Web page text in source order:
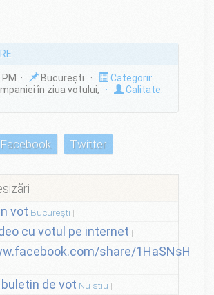
· București ·
Categorii:
în ziua votului,
·
Calitate:
Facebook Twitter
vot București
cu votul pe internet
share/
de vot Nu stiu